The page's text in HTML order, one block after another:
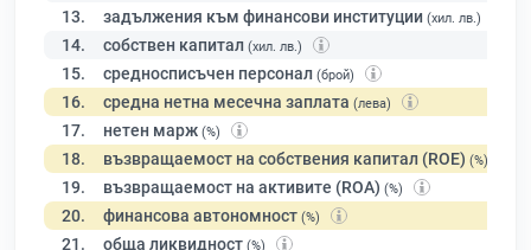
13. задължения към финансови институции (хил. лв.)
14. собствен капитал (хил. лв.)
15. средносписъчен персонал (брой)
16. средна нетна месечна заплата (лева)
17. нетен марж (%)
18. възвращаемост на собствения капитал (ROE) (%)
19. възвращаемост на активите (ROA) (%)
20. финансова автономност (%)
21. обща ликвидност (%)